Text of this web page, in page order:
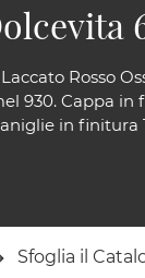
Rosso
930. Cappa in
in finitura
Sfoglia il